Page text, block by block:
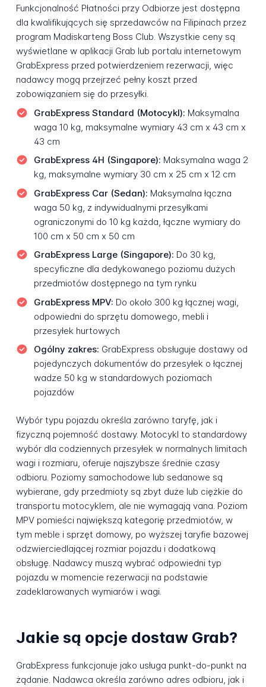
Funkcjonalność Płatności przy Odbiorze jest dostępna
dla kwalifikujących się sprzedawców na Filipinach przez
program Madiskarteng Boss Club. Wszystkie ceny są
wyświetlane w aplikacji Grab lub portalu internetowym
GrabExpress przed potwierdzeniem rezerwacji, więc
nadawcy mogą przejrzeć pełny koszt przed
zobowiązaniem się do przesyłki.
GrabExpress Standard (Motocykl): Maksymalna
waga 10 kg, maksymalne wymiary 43 cm x 43 cm x
43 cm
GrabExpress 4H (Singapore): Maksymalna waga 2
kg, maksymalne wymiary 30 cm x 25 cm x 12 cm
GrabExpress Car (Sedan): Maksymalna łączna
waga 50 kg, z indywidualnymi przesyłkami
ograniczonymi do 10 kg każda, łączne wymiary do
100 cm x 50 cm x 50 cm
GrabExpress Large (Singapore): Do 30 kg,
specyficzne dla dedykowanego poziomu dużych
przedmiotów dostępnego na tym rynku
GrabExpress MPV: Do około 300 kg łącznej wagi,
odpowiedni do sprzętu domowego, mebli i
przesyłek hurtowych
Ogólny zakres: GrabExpress obsługuje dostawy od
pojedynczych dokumentów do przesyłek o łącznej
wadze 50 kg w standardowych poziomach
pojazdów
Wybór typu pojazdu określa zarówno taryfę, jak i
fizyczną pojemność dostawy. Motocykl to standardowy
wybór dla codziennych przesyłek w normalnych limitach
wagi i rozmiaru, oferuje najszybsze średnie czasy
odbioru. Poziomy samochodowe lub sedanowe są
wybierane, gdy przedmioty są zbyt duże lub ciężkie do
transportu motocyklem, ale nie wymagają vana. Poziom
MPV pomieści największą kategorię przedmiotów, w
tym meble i sprzęt domowy, po wyższej taryfie bazowej
odzwierciedlającej rozmiar pojazdu i dodatkową
obsługę. Nadawcy muszą wybrać odpowiedni typ
pojazdu w momencie rezerwacji na podstawie
zadeklarowanych wymiarów i wagi.
Jakie są opcje dostaw Grab?
GrabExpress funkcjonuje jako usługa punkt-do-punkt na
żądanie. Nadawca określa zarówno adres odbioru, jak i